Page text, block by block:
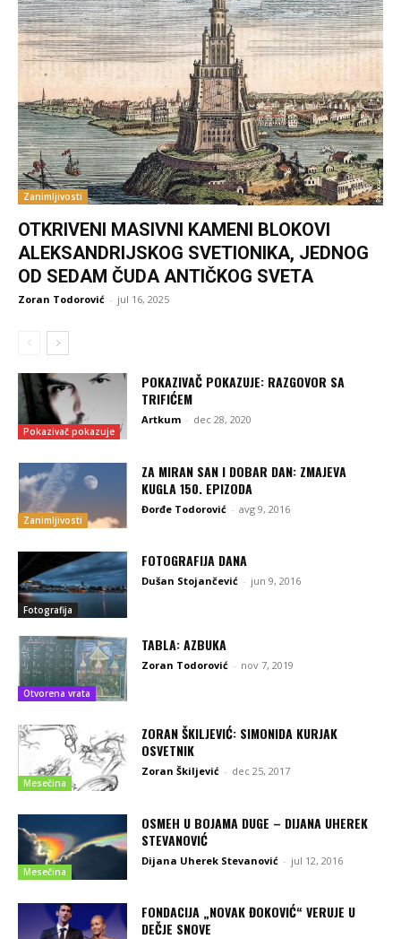
Zanimljivosti
OTKRIVENI MASIVNI KAMENI BLOKOVI
ALEKSANDRIJSKOG SVETIONIKA, JEDNOG
OD SEDAM ČUDA ANTIČKOG SVETA
Zoran Todorović - jul 16, 2025
Pokazivač pokazuje
POKAZIVAČ POKAZUJE: RAZGOVOR SA
TRIFIĆEM
Artkum - dec 28, 2020
Zanimljivosti
ZA MIRAN SAN I DOBAR DAN: ZMAJEVA
KUGLA 150. EPIZODA
Đorđe Todorović - avg 9, 2016
Fotografija
FOTOGRAFIJA DANA
Dušan Stojančević - jun 9, 2016
Otvorena vrata
TABLA: AZBUKA
Zoran Todorović - nov 7, 2019
Mesečina
ZORAN ŠKILJEVIĆ: SIMONIDA KURJAK
OSVETNIK
Zoran Škiljević - dec 25, 2017
Mesečina
OSMEH U BOJAMA DUGE – DIJANA UHEREK
STEVANOVIĆ
Dijana Uherek Stevanović - jul 12, 2016
FONDACIJA „NOVAK ĐOKOVIĆ“ VERUJE U
DEČJE SNOVE